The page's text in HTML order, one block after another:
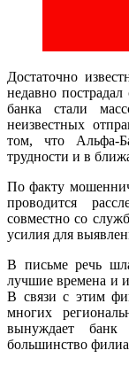
Достаточно
недавно
банка стали
неизвестных
том, что Альфа-
трудности и в
По факту
проводится
совместно со
усилия для
В письме речь
лучшие времена и
В связи с этим
многих
вынуждает
большинство